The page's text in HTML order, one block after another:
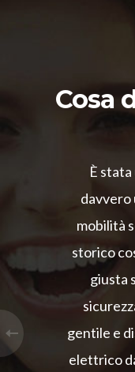
Cosa
È
davvero
mobilità
storico
giusta
gentile e
elettrico